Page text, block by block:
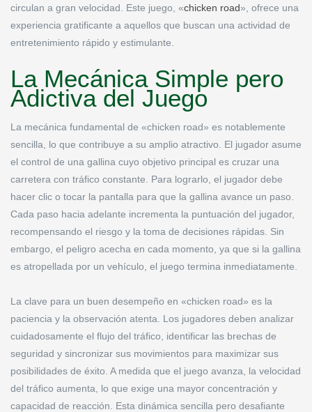
circulan a gran velocidad. Este juego, «chicken road», ofrece una
experiencia gratificante a aquellos que buscan una actividad de
entretenimiento rápido y estimulante.
La Mecánica Simple pero
Adictiva del Juego
La mecánica fundamental de «chicken road» es notablemente
sencilla, lo que contribuye a su amplio atractivo. El jugador asume
el control de una gallina cuyo objetivo principal es cruzar una
carretera con tráfico constante. Para lograrlo, el jugador debe
hacer clic o tocar la pantalla para que la gallina avance un paso.
Cada paso hacia adelante incrementa la puntuación del jugador,
recompensando el riesgo y la toma de decisiones rápidas. Sin
embargo, el peligro acecha en cada momento, ya que si la gallina
es atropellada por un vehículo, el juego termina inmediatamente.
La clave para un buen desempeño en «chicken road» es la
paciencia y la observación atenta. Los jugadores deben analizar
cuidadosamente el flujo del tráfico, identificar las brechas de
seguridad y sincronizar sus movimientos para maximizar sus
posibilidades de éxito. A medida que el juego avanza, la velocidad
del tráfico aumenta, lo que exige una mayor concentración y
capacidad de reacción. Esta dinámica sencilla pero desafiante